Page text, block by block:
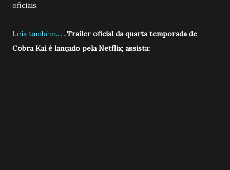
oficiais.
Leia também.......Trailer oficial da quarta temporada de
Cobra Kai é lançado pela Netflix; assista: